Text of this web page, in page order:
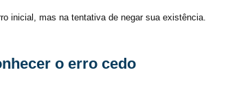
inicial, mas na tentativa de negar sua existência.
o erro cedo